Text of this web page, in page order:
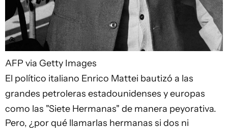
AFP via Getty Images
El político italiano Enrico Mattei bautizó a las
grandes petroleras estadounidenses y europas
como las "Siete Hermanas" de manera peyorativa.
Pero, ¿por qué llamarlas hermanas si dos ni